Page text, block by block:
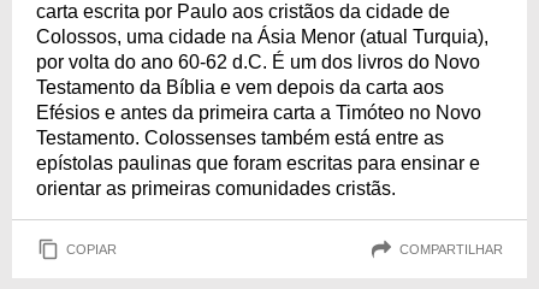
carta escrita por Paulo aos cristãos da cidade de
Colossos, uma cidade na Ásia Menor (atual Turquia),
por volta do ano 60-62 d.C. É um dos livros do Novo
Testamento da Bíblia e vem depois da carta aos
Efésios e antes da primeira carta a Timóteo no Novo
Testamento. Colossenses também está entre as
epístolas paulinas que foram escritas para ensinar e
orientar as primeiras comunidades cristãs.
COPIAR COMPARTILHAR